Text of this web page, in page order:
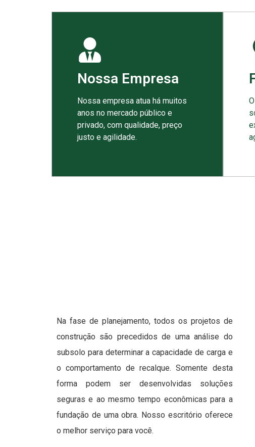
Nossa Empresa
Nossa empresa atua há muitos
anos no mercado público e
privado, com qualidade, preço
justo e agilidade.
Na fase de planejamento, todos os projetos de
construção são precedidos de uma análise do
subsolo para determinar a capacidade de carga e
o comportamento de recalque. Somente desta
forma podem ser desenvolvidas soluções
seguras e ao mesmo tempo econômicas para a
fundação de uma obra. Nosso escritório oferece
o melhor serviço para você.